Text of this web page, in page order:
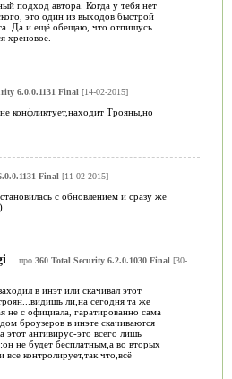
подход автора. Когда у тебя нет
это один из выходов быстрой
Да и ещё обещаю, что отпишусь
хреновое.
6.0.0.1131 Final [14-02-2015]
конфликтует,находит Трояны,но
Final [11-02-2015]
с обновлением и сразу же
про 360 Total Security 6.2.0.1030 Final [30-
в инэт или скачивал этот
ли,на сегодня та же
не с официала, гаратированно сама
броузеров в инэте скачиваются
антивирус-это всего лишь
не будет бесплатным,а во вторых
контролирует,так что,всё